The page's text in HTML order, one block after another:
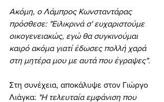
Ακόμη, ο Λάμπρος Κωνσταντάρας
πρόσθεσε: "Ειλικρινά σ' ευχαριστούμε
οικογενειακώς, εγώ θα συγκινούμαι
καιρό ακόμα γιατί έδωσες πολλή χαρά
στη μητέρα μου με αυτά που έγραψες".
Στη συνέχεια, αποκάλυψε στον Γιώργο
Λιάγκα: "Η τελευταία εμφάνιση που